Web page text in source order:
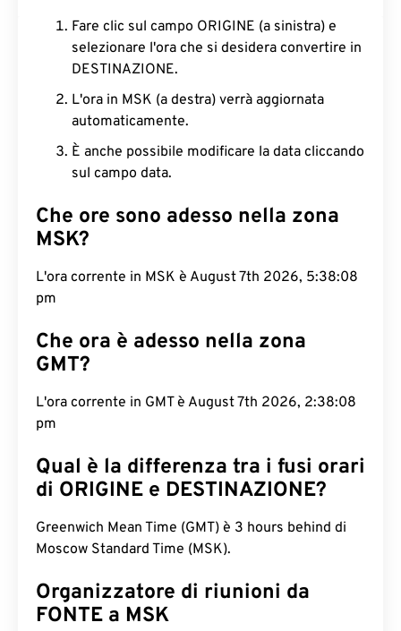
Fare clic sul campo ORIGINE (a sinistra) e
selezionare l'ora che si desidera convertire in
DESTINAZIONE.
L'ora in MSK (a destra) verrà aggiornata
automaticamente.
È anche possibile modificare la data cliccando
sul campo data.
Che ore sono adesso nella zona
MSK?
L'ora corrente in MSK è August 7th 2026, 5:38:09
pm
Che ora è adesso nella zona
GMT?
L'ora corrente in GMT è August 7th 2026, 2:38:09
pm
Qual è la differenza tra i fusi orari
di ORIGINE e DESTINAZIONE?
Greenwich Mean Time (GMT) è 3 hours behind di
Moscow Standard Time (MSK).
Organizzatore di riunioni da
FONTE a MSK